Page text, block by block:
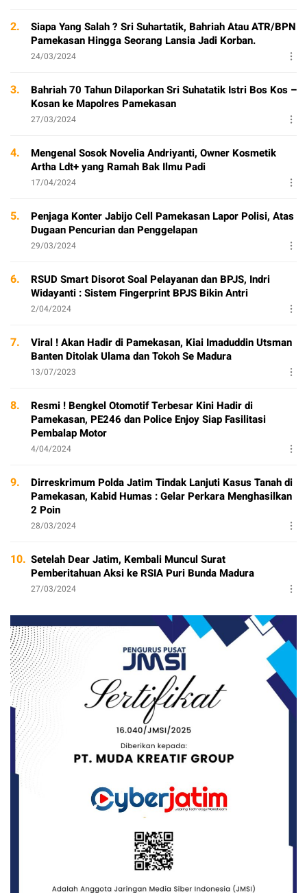
2.
Siapa Yang Salah ? Sri Suhartatik, Bahriah Atau ATR/BPN
Pamekasan Hingga Seorang Lansia Jadi Korban.
24/03/2024
3.
Bahriah 70 Tahun Dilaporkan Sri Suhatatik Istri Bos Kos –
Kosan ke Mapolres Pamekasan
27/03/2024
4.
Mengenal Sosok Novelia Andriyanti, Owner Kosmetik
Artha Ldt+ yang Ramah Bak Ilmu Padi
17/04/2024
5.
Penjaga Konter Jabijo Cell Pamekasan Lapor Polisi, Atas
Dugaan Pencurian dan Penggelapan
29/03/2024
6.
RSUD Smart Disorot Soal Pelayanan dan BPJS, Indri
Widayanti : Sistem Fingerprint BPJS Bikin Antri
2/04/2024
7.
Viral ! Akan Hadir di Pamekasan, Kiai Imaduddin Utsman
Banten Ditolak Ulama dan Tokoh Se Madura
13/07/2023
8.
Resmi ! Bengkel Otomotif Terbesar Kini Hadir di
Pamekasan, PE246 dan Police Enjoy Siap Fasilitasi
Pembalap Motor
4/04/2024
9.
Dirreskrimum Polda Jatim Tindak Lanjuti Kasus Tanah di
Pamekasan, Kabid Humas : Gelar Perkara Menghasilkan
2 Poin
28/03/2024
10. Setelah Dear Jatim, Kembali Muncul Surat
Pemberitahuan Aksi ke RSIA Puri Bunda Madura
27/03/2024